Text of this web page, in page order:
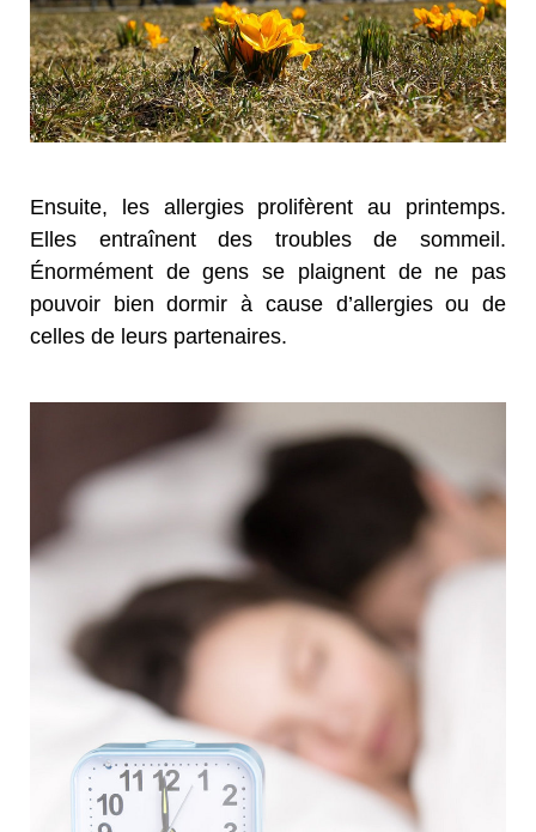
Ensuite, les allergies prolifèrent au printemps.
Elles entraînent des troubles de sommeil.
Énormément de gens se plaignent de ne pas
pouvoir bien dormir à cause d’allergies ou de
celles de leurs partenaires.